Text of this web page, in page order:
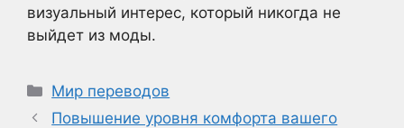
визуальный интерес, который никогда не
выйдет из моды.
Рубрики
Мир переводов
Повышение уровня комфорта вашего